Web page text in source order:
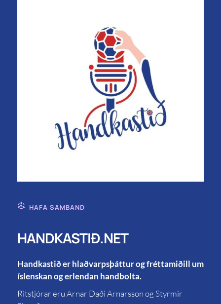
HAFA SAMBAND
HANDKASTIÐ.NET
Handkastið er hlaðvarpsþáttur og fréttamiðill um
íslenskan og erlendan handbolta.
Ritstjórar eru Arnar Daði Arnarsson og Styrmir